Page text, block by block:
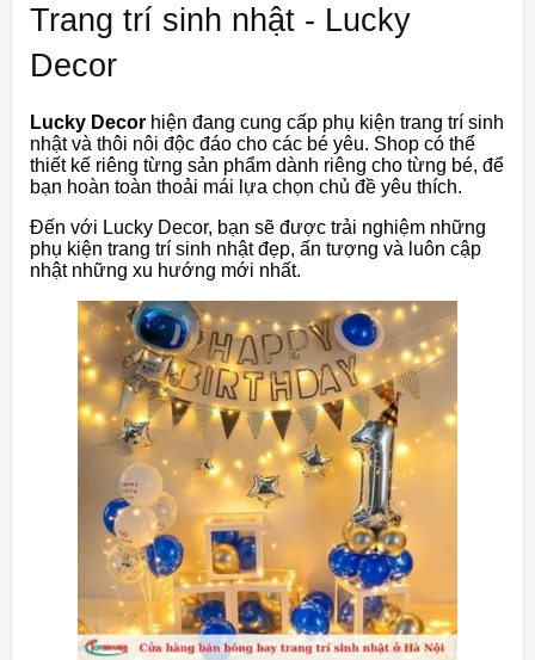
Trang trí sinh nhật - Lucky
Decor
Lucky Decor hiện đang cung cấp phụ kiện trang trí sinh
nhật và thôi nôi độc đáo cho các bé yêu. Shop có thể
thiết kế riêng từng sản phẩm dành riêng cho từng bé, để
bạn hoàn toàn thoải mái lựa chọn chủ đề yêu thích.
Đến với Lucky Decor, bạn sẽ được trải nghiệm những
phụ kiện trang trí sinh nhật đẹp, ấn tượng và luôn cập
nhật những xu hướng mới nhất.